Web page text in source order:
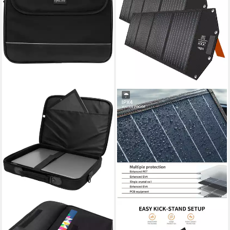
HYRICAN
Laptoptasche Laptop Tasche
HYRICAN
Solarmodul Hyrican Solar